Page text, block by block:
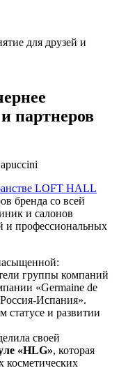
для друзей и
партнеров
LOFT HALL
бренда со всей
и салонов
и профессиональных
группы компаний
«Germaine de
Испания».
статусе и развитии
своей
«HLG», которая
косметических